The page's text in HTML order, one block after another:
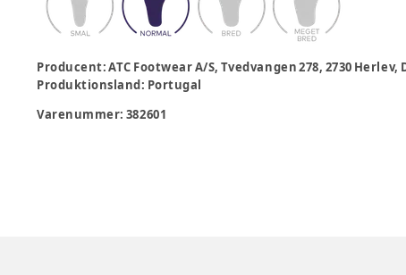
Producent:ATC Footwear A/S, Tvedvangen 278, 2730
Produktionsland: Portugal
Varenummer: 382601